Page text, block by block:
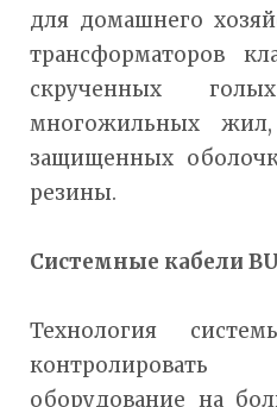
для домашнего
трансформаторов
скрученных
многожильных
защищенных
резины.
Системные кабели
Технология
оборудование на